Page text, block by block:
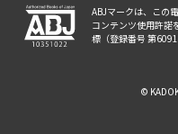
ABJマークは、この
コンテンツ使用許諾
標（登録番号 第
©